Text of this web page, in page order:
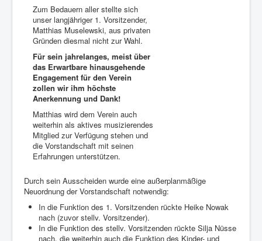
Zum Bedauern aller stellte sich
unser langjähriger 1. Vorsitzender,
Matthias Muselewski, aus privaten
Gründen diesmal nicht zur Wahl.
Für sein jahrelanges, meist über
das Erwartbare hinausgehende
Engagement für den Verein
zollen wir ihm höchste
Anerkennung und Dank!
Matthias wird dem Verein auch
weiterhin als aktives musizierendes
Mitglied zur Verfügung stehen und
die Vorstandschaft mit seinen
Erfahrungen unterstützen.
Durch sein Ausscheiden wurde eine außerplanmäßige
Neuordnung der Vorstandschaft notwendig:
In die Funktion des 1. Vorsitzenden rückte Heike Nowak
nach (zuvor stellv. Vorsitzender).
In die Funktion des stellv. Vorsitzenden rückte Silja Nüsse
nach, die weiterhin auch die Funktion des Kinder- und